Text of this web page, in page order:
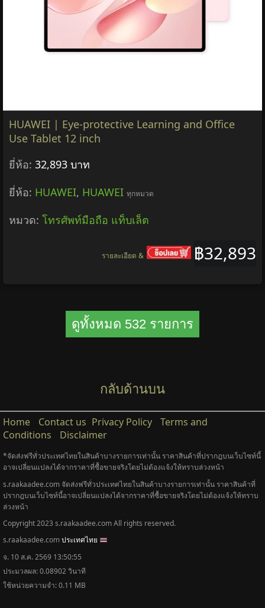
HUAWEI | Eye-protective Learning and Office
Use Tablet 12 inch
ยี่ห้อ: 32,893 บาท
ยี่ห้อ: HUAWEI, HUAWEI ทุกหมวด
หมวด: โทรศัพท์มือถือ แท็บเล็ต
฿32,893
รายละเอียด &
ดูทั้งหมด 532 รายการ
กลับด้านบน
Home Contact us Privacy Policy
Terms and
Conditions
Disclaimer
*จัดส่งฟรีทั่วประเทศไทยในสินค้าบางรายการเท่านั้น ราคาสินค้าที่ปรากฎบนเว็บไซท์นี้
อาจเปลี่ยนแปลงได้จากราคาที่ซื้อขายจริงโดยไม่ต้องแจ้งให้ทราบล่วงหน้า
s.raakaadee.com จัดส่งฟรีทั่วประเทศไทยในสินค้าบางรายการเท่านั้น ราคาสินค้าที่
ปรากฎบนเว็บไซท์นี้อาจเปลี่ยนแปลงได้จากราคาที่ซื้อขายจริงโดยไม่ต้องแจ้งให้ทราบ
ล่วงหน้า
Copyright 2023 s.raakaadee.com All rights reserved.
s.raakaadee.comประเทศไทย
จ. 10 ส.ค. 2569 13:50:55
ประมวลผล: 0.08902 วินาที
ใช้หน่วยความจำ: 0.11 MB